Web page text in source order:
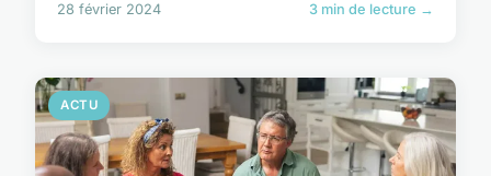
28 février 2024 3 min de lecture →
ACTU